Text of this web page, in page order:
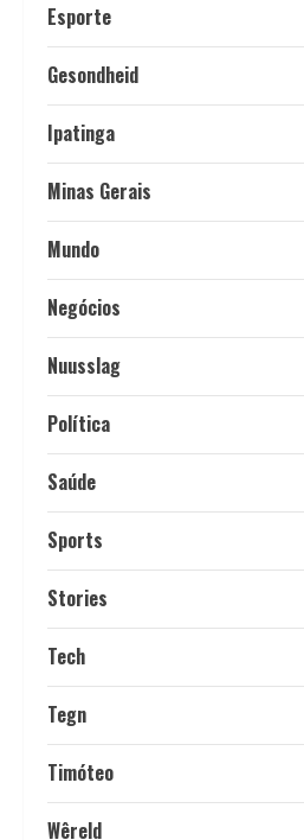
Esporte
Gesondheid
Ipatinga
Minas Gerais
Mundo
Negócios
Nuusslag
Política
Saúde
Sports
Stories
Tech
Tegn
Timóteo
Wêreld